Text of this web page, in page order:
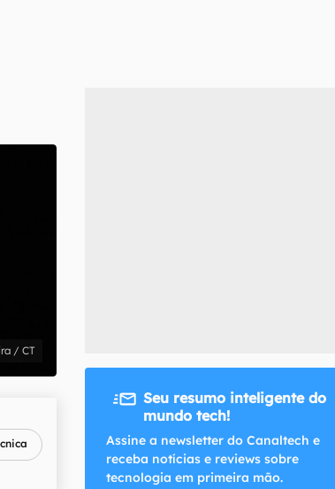
e reviews sobre tecnologia em primeira
/ CT
Seu resumo inteligente do
mundo tech!
Assine a newsletter do Canaltech e
receba notícias e reviews sobre
tecnologia em primeira mão.